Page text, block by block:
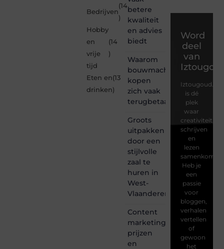
Bedrijven
(14
)
Hobby
en
vrije
tijd
(14
)
Eten en
drinken
(13
)
betere
kwaliteit
en advies
biedt
Waarom
bouwmachines
kopen
zich vaak
terugbetaalt
Groots
uitpakken
door een
stijlvolle
zaal te
huren in
West-
Vlaanderen
Content
marketing
prijzen
en
Word
deel
van
Iztougoud.be
is dé
plek
waar
creativiteit,
schrijven
en
lezen
samenkomen.
Heb je
een
passie
voor
bloggen,
verhalen
vertellen
of
gewoon
het